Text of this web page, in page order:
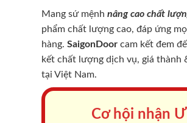
Mang sứ mệnh nâng cao chất
phẩm chất lượng cao, đáp ứng
hàng. SaigonDoor cam kết đem
kết chất lượng dịch vụ, giá thành
tại Việt Nam.
Cơ hội nhận